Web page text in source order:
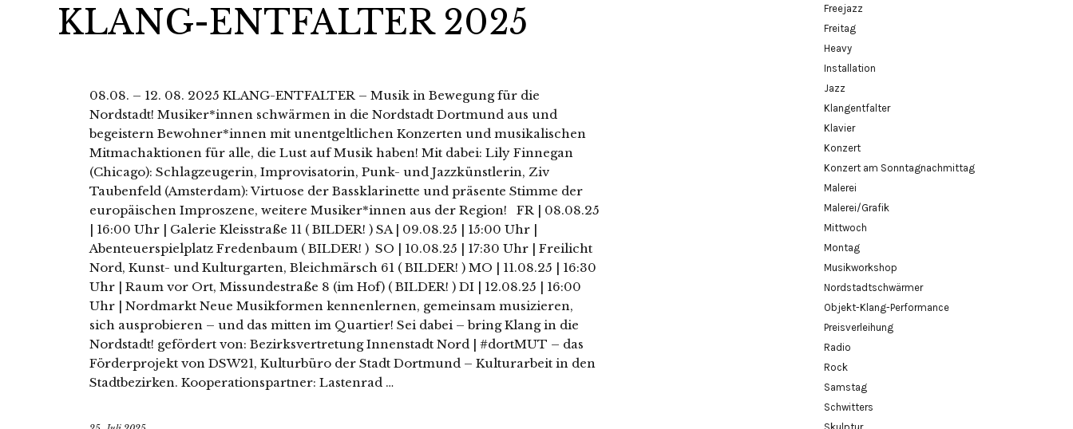
KLANG-ENTFALTER 2025
08.08. – 12. 08. 2025 KLANG-ENTFALTER – Musik in Bewegung für die
Nordstadt! Musiker*innen schwärmen in die Nordstadt Dortmund aus und
begeistern Bewohner*innen mit unentgeltlichen Konzerten und musikalischen
Mitmachaktionen für alle, die Lust auf Musik haben! Mit dabei: Lily Finnegan
(Chicago): Schlagzeugerin, Improvisatorin, Punk- und Jazzkünstlerin, Ziv
Taubenfeld (Amsterdam): Virtuose der Bassklarinette und präsente Stimme der
europäischen Improszene, weitere Musiker*innen aus der Region! FR | 08.08.25
| 16:00 Uhr | Galerie Kleisstraße 11 ( BILDER! ) SA | 09.08.25 | 15:00 Uhr |
Abenteuerspielplatz Fredenbaum ( BILDER! ) SO | 10.08.25 | 17:30 Uhr | Freilicht
Nord, Kunst- und Kulturgarten, Bleichmärsch 61 ( BILDER! ) MO | 11.08.25 | 16:30
Uhr | Raum vor Ort, Missundestraße 8 (im Hof) ( BILDER! ) DI | 12.08.25 | 16:00
Uhr | Nordmarkt Neue Musikformen kennenlernen, gemeinsam musizieren,
sich ausprobieren – und das mitten im Quartier! Sei dabei – bring Klang in die
Nordstadt! gefördert von: Bezirksvertretung Innenstadt Nord | #dortMUT – das
Förderprojekt von DSW21, Kulturbüro der Stadt Dortmund – Kulturarbeit in den
Stadtbezirken. Kooperationspartner: Lastenrad …
Freejazz
Freitag
Heavy
Installation
Jazz
Klangentfalter
Klavier
Konzert
Konzert am Sonntagnachmittag
Malerei
Malerei/Grafik
Mittwoch
Montag
Musikworkshop
Nordstadtschwärmer
Objekt-Klang-Performance
Preisverleihung
Radio
Rock
Samstag
Schwitters